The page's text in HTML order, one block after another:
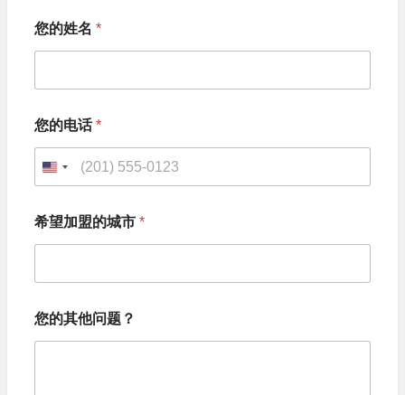
您的姓名 *
您的电话*
U
i
e
d
S
望
加
市
您
的
希望加盟的城市 *
您的其他问题？